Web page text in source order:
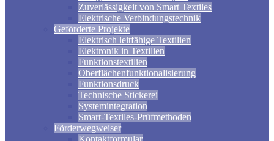
Zuverlässigkeit von Smart Textiles
Elektrische Verbindungstechnik
Geförderte Projekte
Elektrisch leitfähige Textilien
Elektronik in Textilien
Funktionstextilien
Oberflächenfunktionalisierung
Funktionsdruck
Technische Stickerei
Systemintegration
Smart-Textiles-Prüfmethoden
Förderwegweiser
Kontaktformular